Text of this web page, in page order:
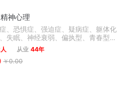
精神心理
、恐惧症、强迫症、疑病症、躯体化
失眠、神经衰弱、偏执型、青春型、
型及其他型或待分类的精神障碍等精
情感障碍、精神康复、精神障碍、精
躁狂症、恐惧症、神经官能症、植物
更年期综合征、心理咨询、注意力不
从业 44年
￥0.00